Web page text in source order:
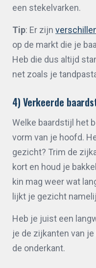
een stekelvarken.
Tip: Er zijn
op de markt die je
Heb die dus altijd
net zoals je
4) Verkeerde
Welke baardstijl het
vorm van je hoofd.
gezicht? Trim de
kort en houd je
kin mag weer wat
lijkt je gezicht
Heb je juist een
je de zijkanten van
de onderkant.